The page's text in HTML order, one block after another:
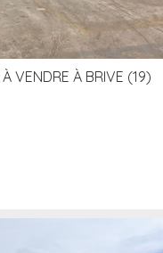
VENDRE À BRIVE (19)